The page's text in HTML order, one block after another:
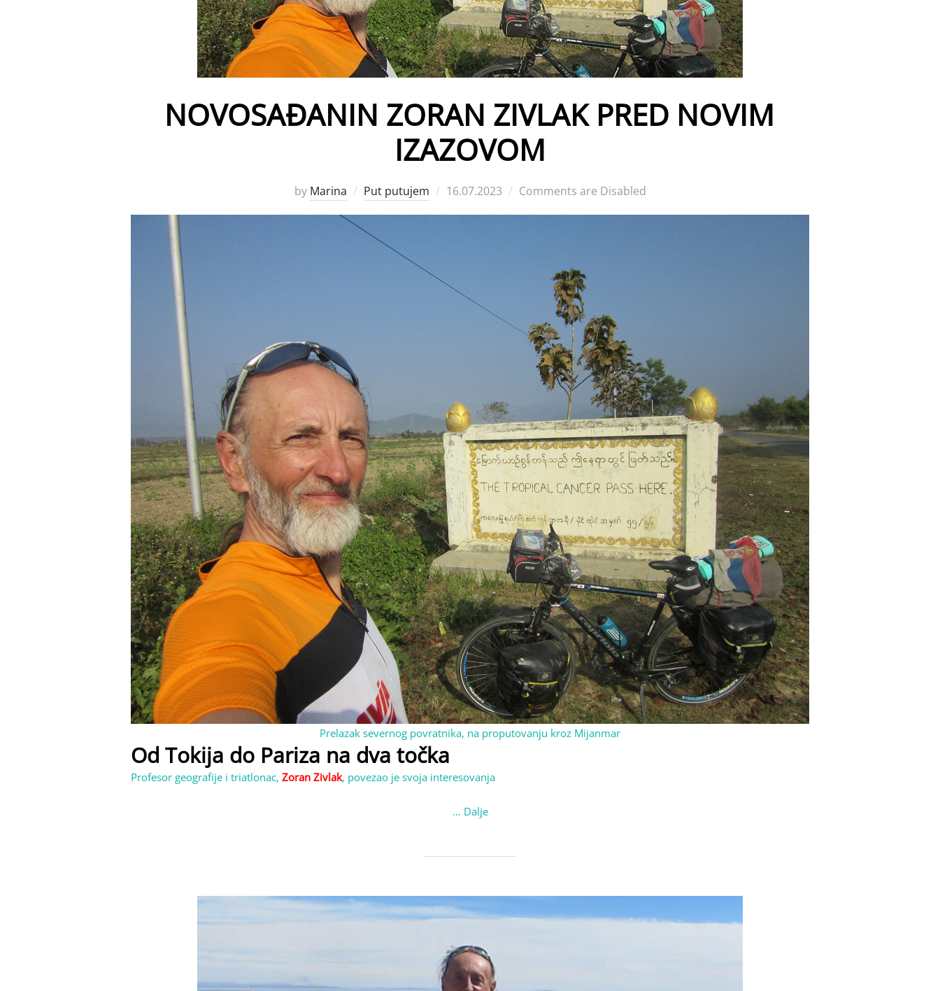
NOVOSAĐANIN ZORAN ZIVLAK PRED NOVIM
IZAZOVOM
by Marina Put putujem
Posted
16.07.2023 Comments are Disabled
Prelazak severnog povratnika, na proputovanju kroz Mijanmar
Od Tokija do Pariza na dva točka
Profesor geografije i triatlonac, Zoran Zivlak, povezao je svoja interesovanja
… Dalje